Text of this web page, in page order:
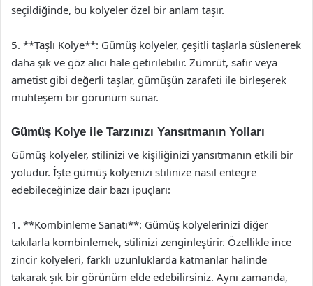
seçildiğinde, bu kolyeler özel bir anlam taşır.
5. **Taşlı Kolye**: Gümüş kolyeler, çeşitli taşlarla süslenerek
daha şık ve göz alıcı hale getirilebilir. Zümrüt, safir veya
ametist gibi değerli taşlar, gümüşün zarafeti ile birleşerek
muhteşem bir görünüm sunar.
Gümüş Kolye ile Tarzınızı Yansıtmanın Yolları
Gümüş kolyeler, stilinizi ve kişiliğinizi yansıtmanın etkili bir
yoludur. İşte gümüş kolyenizi stilinize nasıl entegre
edebileceğinize dair bazı ipuçları:
1. **Kombinleme Sanatı**: Gümüş kolyelerinizi diğer
takılarla kombinlemek, stilinizi zenginleştirir. Özellikle ince
zincir kolyeleri, farklı uzunluklarda katmanlar halinde
takarak şık bir görünüm elde edebilirsiniz. Aynı zamanda,